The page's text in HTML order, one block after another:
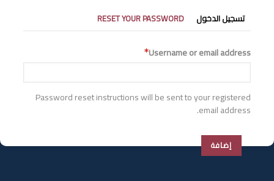
التبويبات
الأساسية
تسجيل الدخول RESET YOUR PASSWORD
Username or email address
Password reset instructions will be sent to your registered
email address.